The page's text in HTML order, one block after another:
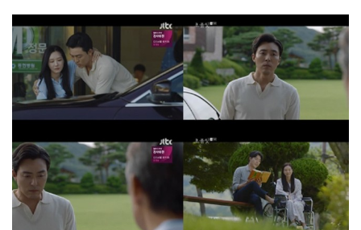
사활을 건 경합이 벌어지는 ‘궁중 서바이벌 로맨스’다.(중략)그런가
하면 이시언은 청나라 말을 하는 ‘왈’을 완벽히 소화하며 차진
연기력을 입증했다. 진세연에게 청나라 말을 통역을 해야 하는
상황, 우리말과 청나라 말을 자연스레 오가는 고난도 연기에
코믹함까…